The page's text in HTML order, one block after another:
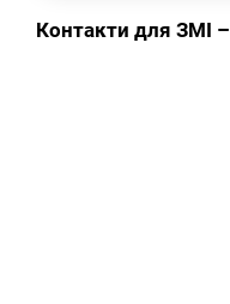
Контакти для ЗМІ –